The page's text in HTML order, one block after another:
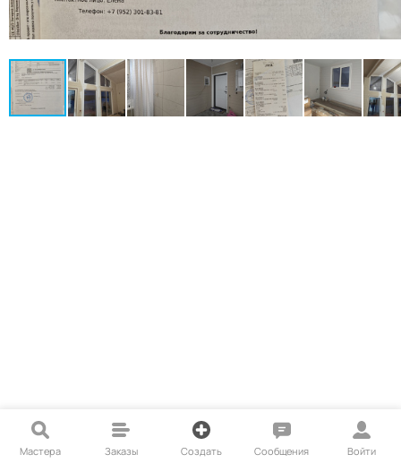
Мастера Заказы Создать Сообщения Войти